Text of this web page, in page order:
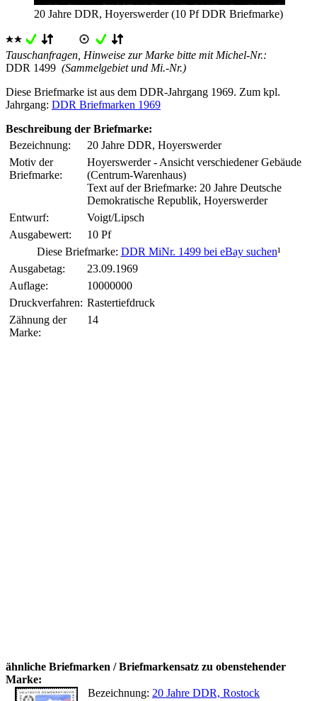
20 Jahre DDR, Hoyerswerder (10 Pf DDR Briefmarke)
Tauschanfragen, Hinweise zur Marke bitte mit Michel-Nr.:
DDR 1499 (Sammelgebiet und Mi.-Nr.)
Diese Briefmarke ist aus dem DDR-Jahrgang 1969. Zum kpl.
Jahrgang: DDR Briefmarken 1969
Beschreibung der Briefmarke:
Bezeichnung:
20 Jahre DDR, Hoyerswerder
Motiv der
Briefmarke:
Hoyerswerder - Ansicht verschiedener Gebäude
(Centrum-Warenhaus)
Text auf der Briefmarke: 20 Jahre Deutsche
Demokratische Republik, Hoyerswerder
Entwurf:
Voigt/Lipsch
Ausgabewert:
10 Pf
Diese Briefmarke: DDR MiNr. 1499 bei eBay suchen¹
Ausgabetag:
23.09.1969
Auflage:
10000000
Druckverfahren: Rastertiefdruck
Zähnung der
Marke:
14
ähnliche Briefmarken / Briefmarkensatz zu obenstehender
Marke:
Bezeichnung: 20 Jahre DDR, Rostock